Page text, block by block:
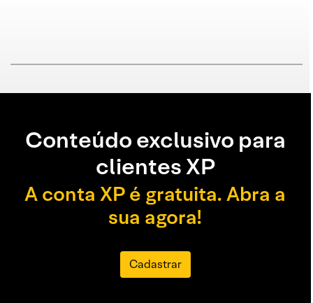
Conteúdo exclusivo para
clientes XP
A conta XP é gratuita. Abra a
sua agora!
Cadastrar